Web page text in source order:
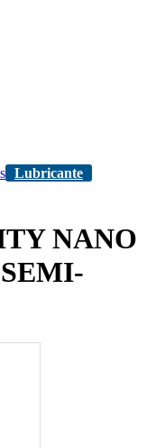
Lubricante
NANO